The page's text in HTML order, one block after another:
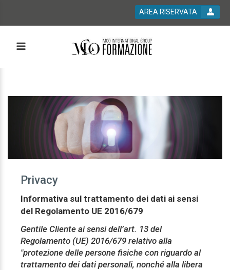
AREA RISERVATA
Privacy
Informativa sul trattamento dei dati ai sensi
del Regolamento UE 2016/679
Gentile Cliente ai sensi dell’art. 13 del
Regolamento (UE) 2016/679 relativo alla
"protezione delle persone fisiche con riguardo al
trattamento dei dati personali, nonché alla libera